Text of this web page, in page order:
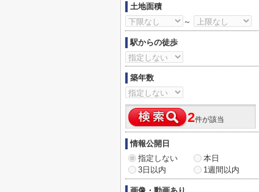
土地面積
～
駅からの徒歩
築年数
2件が該当
情報公開日
指定しない
本日
3日以内
1週間以内